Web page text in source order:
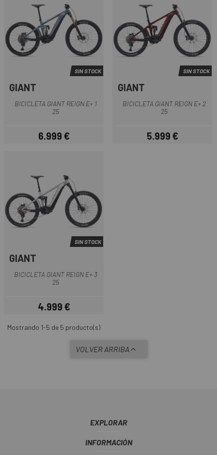
SIN STOCK
GIANT
BICICLETA GIANT REIGN E+ 1
25
Precio
6.999 €
SIN STOCK
GIANT
BICICLETA GIANT REIGN E+ 2
25
Precio
5.999 €
SIN STOCK
GIANT
BICICLETA GIANT REIGN E+ 3
25
Precio
4.999 €
Mostrando 1-5 de 5 producto(s)
VOLVER ARRIBA
EXPLORAR
INFORMACIÓN